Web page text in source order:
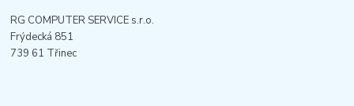
RG COMPUTER SERVICE s.r.o.
Frýdecká 851
739 61 Třinec